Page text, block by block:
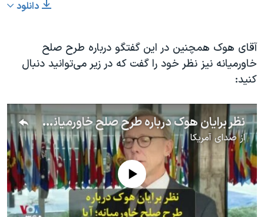
دانلود
آقای هوک همچنین در این گفتگو درباره طرح صلح
خاورمیانه نیز نظر خود را گفت که در زیر می‌توانید دنبال
کنید:
نظر برایان هوک درباره طرح صلح خاورمیانه؛ آیا این طرح شانس موفقیت دارد؟
ازصدای آمریکا
No media source currently available